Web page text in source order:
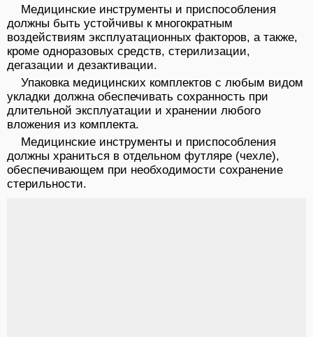
Медицинские инструменты и приспособления
должны быть устойчивы к многократным
воздействиям эксплуатационных факторов, а также,
кроме одноразовых средств, стерилизации,
дегазации и дезактивации.
Упаковка медицинских комплектов с любым видом
укладки должна обеспечивать сохранность при
длительной эксплуатации и хранении любого
вложения из комплекта.
Медицинские инструменты и приспособления
должны храниться в отдельном футляре (чехле),
обеспечивающем при необходимости сохранение
стерильности.